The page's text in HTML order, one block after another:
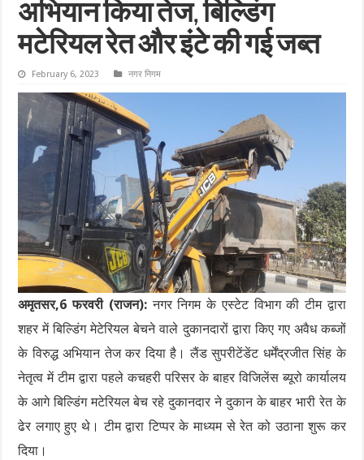
अभियान किया तेज, बिल्डिंग
मटेरियल रेत और इंटे की गई जब्त
February 6, 2023 नगर निगम
अमृतसर,6 फरवरी (राजन):नगर निगम के एस्टेट विभाग की टीम द्वारा
शहर में बिल्डिंग मेटेरियल बेचने वाले दुकानदारों द्वारा किए गए अवैध कब्जों
के विरुद्ध अभियान तेज कर दिया है। लैंड सुपरीटेंडेंट धर्मेंद्रजीत सिंह के
नेतृत्व में टीम द्वारा पहले कचहरी परिसर के बाहर विजिलेंस ब्यूरो कार्यालय
के आगे बिल्डिंग मटेरियल बेच रहे दुकानदार ने दुकान के बाहर भारी रेत के
ढेर लगाए हुए थे। टीम द्वारा टिप्पर के माध्यम से रेत को उठाना शुरू कर
दिया।